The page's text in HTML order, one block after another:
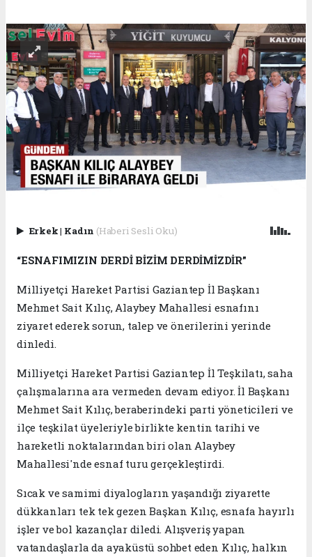
Erkek| Kadın (Haberi Sesli Oku)
“ESNAFIMIZIN DERDİ BİZİM DERDİMİZDİR”
Milliyetçi Hareket Partisi Gaziantep İl Başkanı
Mehmet Sait Kılıç, Alaybey Mahallesi esnafını
ziyaret ederek sorun, talep ve önerilerini yerinde
dinledi.
Milliyetçi Hareket Partisi Gaziantep İl Teşkilatı, saha
çalışmalarına ara vermeden devam ediyor. İl Başkanı
Mehmet Sait Kılıç, beraberindeki parti yöneticileri ve
ilçe teşkilat üyeleriyle birlikte kentin tarihi ve
hareketli noktalarından biri olan Alaybey
Mahallesi'nde esnaf turu gerçekleştirdi.
Sıcak ve samimi diyalogların yaşandığı ziyarette
dükkanları tek tek gezen Başkan Kılıç, esnafa hayırlı
işler ve bol kazançlar diledi. Alışveriş yapan
vatandaşlarla da ayaküstü sohbet eden Kılıç, halkın